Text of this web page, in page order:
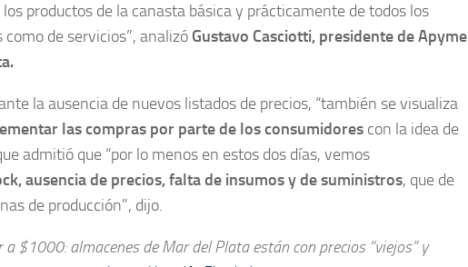
productos de la canasta básica y prácticamente de todos los
de servicios”, analizó Gustavo Casciotti, presidente de Apyme
la ausencia de nuevos listados de precios, “también se visualiza
las compras por parte de los consumidores con la idea de
admitió que “por lo menos en estos dos días, vemos
ausencia de precios, falta de insumos y de suministros, que de
de producción”, dijo.
$1000: almacenes de Mar del Plata están con precios “viejos” y